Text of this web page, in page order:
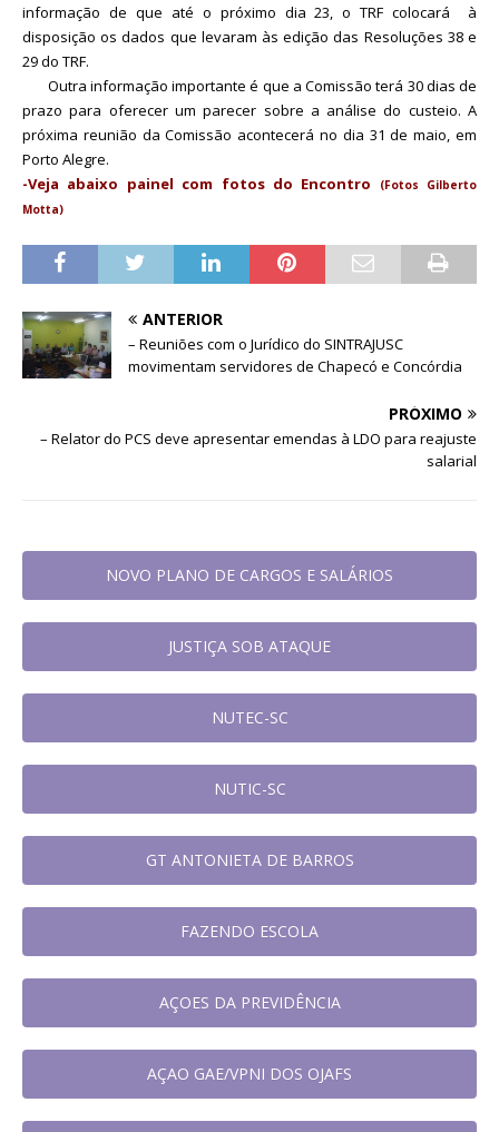
informação de que até o próximo dia 23, o TRF colocará à
disposição os dados que levaram às edição das Resoluções 38 e
29 do TRF.
Outra informação importante é que a Comissão terá 30 dias de
prazo para oferecer um parecer sobre a análise do custeio. A
próxima reunião da Comissão acontecerá no dia 31 de maio, em
Porto Alegre.
-Veja abaixo painel com fotos do Encontro
(Fotos Gilberto
Motta)
ANTERIOR
– Reuniões com o Jurídico do SINTRAJUSC
movimentam servidores de Chapecó e Concórdia
PRÓXIMO
– Relator do PCS deve apresentar emendas à LDO para reajuste
salarial
NOVO PLANO DE CARGOS E SALÁRIOS
JUSTIÇA SOB ATAQUE
NUTEC-SC
NUTIC-SC
GT ANTONIETA DE BARROS
FAZENDO ESCOLA
AÇOES DA PREVIDÊNCIA
AÇAO GAE/VPNI DOS OJAFS